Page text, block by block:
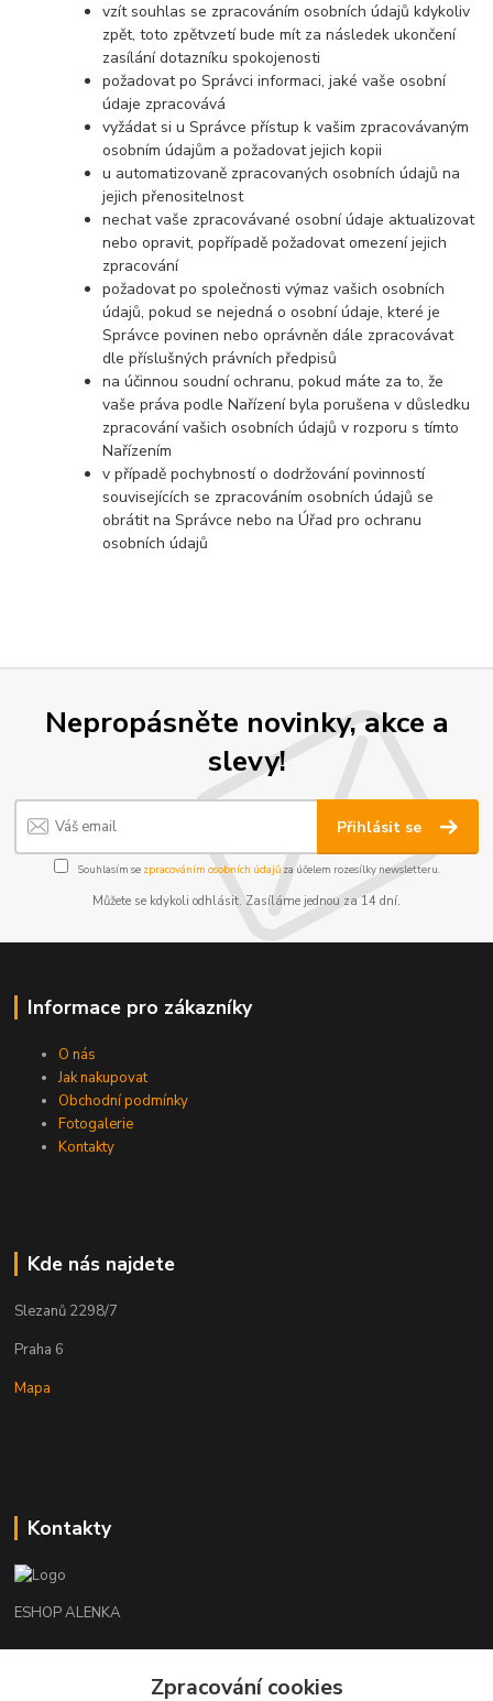
vzít souhlas se zpracováním osobních údajů kdykoliv
zpět, toto zpětvzetí bude mít za následek ukončení
zasílání dotazníku spokojenosti
požadovat po Správci informaci, jaké vaše osobní
údaje zpracovává
vyžádat si u Správce přístup k vašim zpracovávaným
osobním údajům a požadovat jejich kopii
u automatizovaně zpracovaných osobních údajů na
jejich přenositelnost
nechat vaše zpracovávané osobní údaje aktualizovat
nebo opravit, popřípadě požadovat omezení jejich
zpracování
požadovat po společnosti výmaz vašich osobních
údajů, pokud se nejedná o osobní údaje, které je
Správce povinen nebo oprávněn dále zpracovávat
dle příslušných právních předpisů
na účinnou soudní ochranu, pokud máte za to, že
vaše práva podle Nařízení byla porušena v důsledku
zpracování vašich osobních údajů v rozporu s tímto
Nařízením
v případě pochybností o dodržování povinností
souvisejících se zpracováním osobních údajů se
obrátit na Správce nebo na Úřad pro ochranu
osobních údajů
Nepropásněte novinky, akce a
slevy!
Přihlásit se
Souhlasím se zpracováním osobních údajůza účelem rozesílky newsletteru.
Můžete se kdykoli odhlásit. Zasíláme jednou za 14 dní.
Informace pro zákazníky
O nás
Jak nakupovat
Obchodní podmínky
Fotogalerie
Kontakty
Kde nás najdete
Slezanů 2298/7
Praha 6
Mapa
Kontakty
ESHOP ALENKA
+420602541312Zpracování cookies